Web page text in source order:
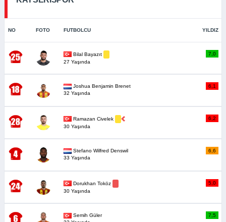
NO FOTO FUTBOLCU YILDIZ
Bilal Bayazıt
27 Yaşında
7,0
Joshua Benjamin Brenet
32 Yaşında
6,1
Ramazan Civelek
30 Yaşında
6,2
Stefano Wilfred Denswil
33 Yaşında
6,6
Dorukhan Toköz
30 Yaşında
5,0
Semih Güler
7,5